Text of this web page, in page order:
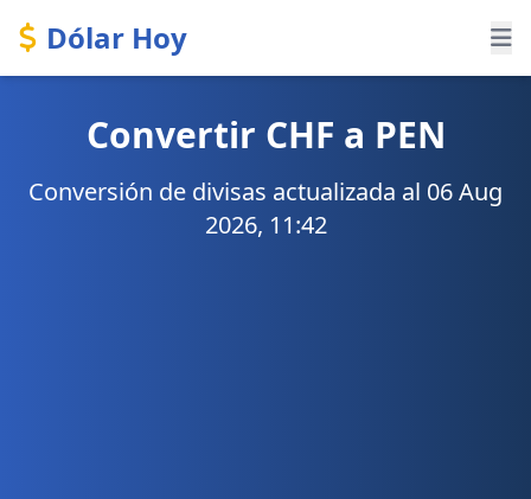
Dólar Hoy
Convertir CHF a PEN
Conversión de divisas actualizada al 06 Aug
2026, 11:42